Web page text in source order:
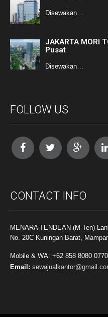
Disewakan…
JAKARTA MORI
Pusat
Disewakan…
FOLLOW US
CONTACT INFO
MENARA TENDEAN (M-Ten)
No. 20C Kuningan Barat,
Mobile & WA: +62 858 8080 0770
Email: